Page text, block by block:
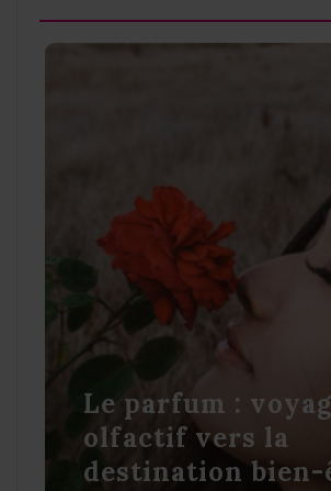
Le parfum :
olfactif vers la
destination